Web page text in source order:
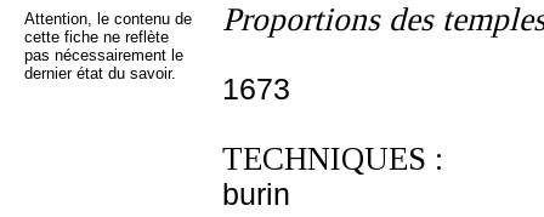
Attention, le contenu de
cette fiche ne reflète
pas nécessairement le
dernier état du savoir.
Proportions des
1673
TECHNIQUES :
burin